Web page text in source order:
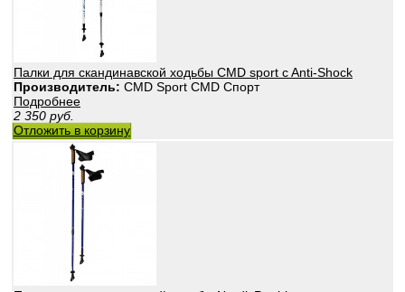
Палки для скандинавской ходьбы CMD sport c Anti-Shock
Производитель: CMD Sport CMD Спорт
Подробнее
2 350 руб.
Отложить в корзину